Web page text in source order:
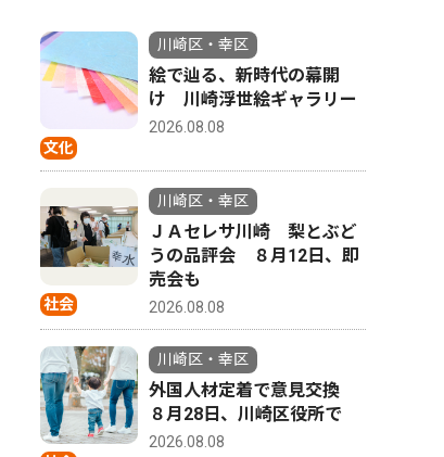
4
社会
川崎区・幸区 2026.08.07
川崎消防署 建物火災を最小
限に 消防協力者を表彰
文化
川崎区・幸区
絵で辿る、新時代の幕開
け 川崎浮世絵ギャラリー
2026.08.08
社会
川崎区・幸区
ＪＡセレサ川崎 梨とぶど
うの品評会 ８月12日、即
売会も
2026.08.08
川崎区・幸区
外国人材定着で意見交換
８月28日、川崎区役所で
2026.08.08